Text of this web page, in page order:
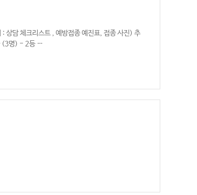
상담 체크리스트 , 예방접종 예진표, 접종 사진) 추
(3명) - 2등 …